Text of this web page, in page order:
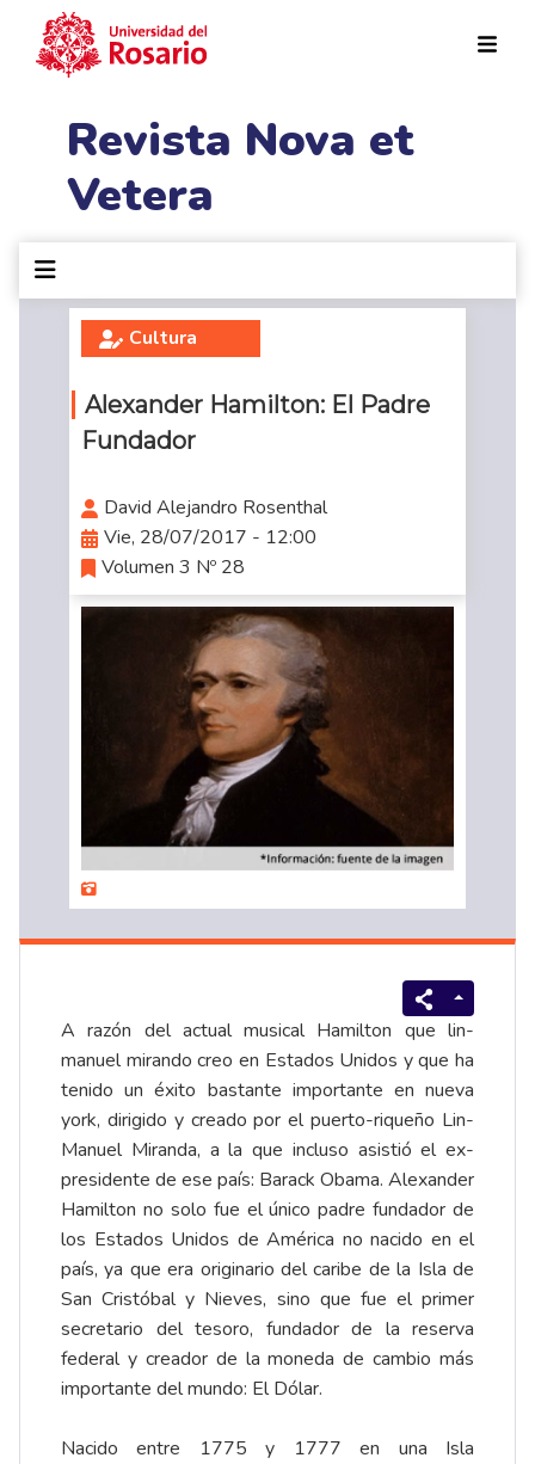
Revista Nova et
Vetera
Cultura
Alexander Hamilton: El Padre
Fundador
David Alejandro Rosenthal
Vie, 28/07/2017 - 12:00
Volumen 3 Nº 28
A razón del actual musical Hamilton que lin-
manuel mirando creo en Estados Unidos y que ha
tenido un éxito bastante importante en nueva
york, dirigido y creado por el puerto-riqueño Lin-
Manuel Miranda, a la que incluso asistió el ex-
presidente de ese país: Barack Obama. Alexander
Hamilton no solo fue el único padre fundador de
los Estados Unidos de América no nacido en el
país, ya que era originario del caribe de la Isla de
San Cristóbal y Nieves, sino que fue el primer
secretario del tesoro, fundador de la reserva
federal y creador de la moneda de cambio más
importante del mundo: El Dólar.
Nacido entre 1775 y 1777 en una Isla